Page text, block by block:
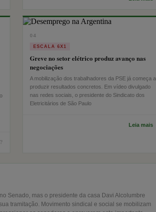
?
04
ESCALA 6X1
Greve no setor elétrico produz avanço nas
negociações
A mobilização dos trabalhadores da PSE já começa a
produzir resultados concretos. Em vídeo divulgado
nas redes sociais, o presidente do Sindicato dos
Eletricitários de São Paulo
Leia mais
Senado, mas o presidente da casa Davi Alcolumbre
tramitação. Movimento sindical e social se mobilizam